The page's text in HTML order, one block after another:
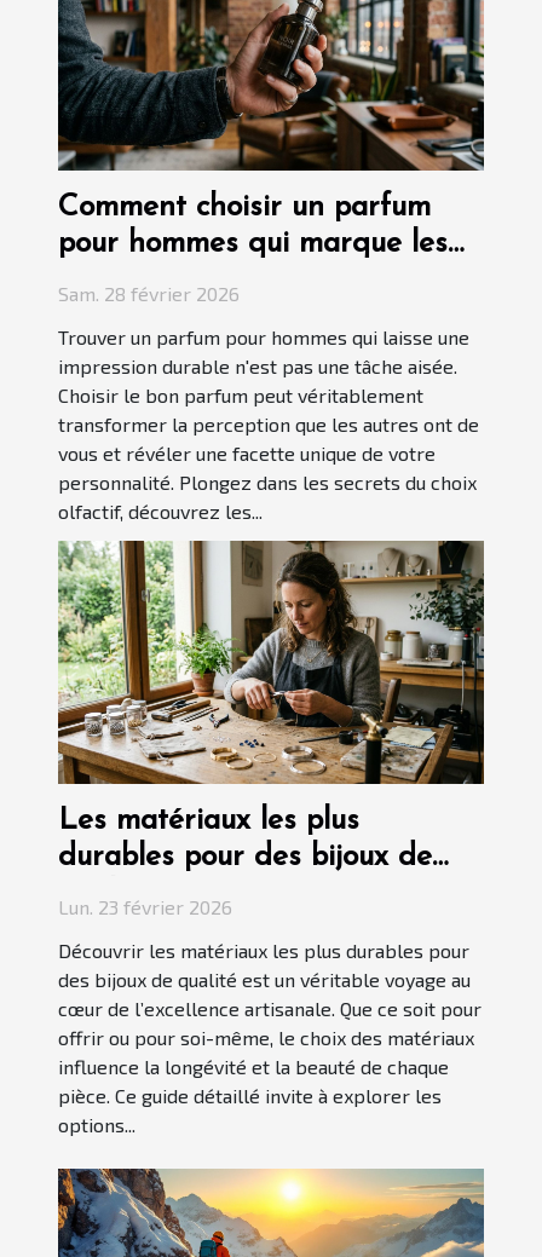
Comment choisir un parfum
pour hommes qui marque les
esprits ?
Sam. 28 février 2026
Trouver un parfum pour hommes qui laisse une
impression durable n'est pas une tâche aisée.
Choisir le bon parfum peut véritablement
transformer la perception que les autres ont de
vous et révéler une facette unique de votre
personnalité. Plongez dans les secrets du choix
olfactif, découvrez les...
Les matériaux les plus
durables pour des bijoux de
qualité
Lun. 23 février 2026
Découvrir les matériaux les plus durables pour
des bijoux de qualité est un véritable voyage au
cœur de l’excellence artisanale. Que ce soit pour
offrir ou pour soi-même, le choix des matériaux
influence la longévité et la beauté de chaque
pièce. Ce guide détaillé invite à explorer les
options...